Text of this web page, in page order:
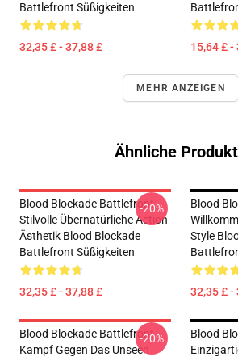
Battlefront Süßigkeiten
32,35 £ - 37,88 £ 15,64 £ -
MEHR ANZEIGEN
Ähnliche
Blood Blockade Battlefront
Stilvolle Übernatürliche Action
Ästhetik Blood Blockade
Battlefront Süßigkeiten
32,35 £ - 37,88 £
-20%
Blood
Style
32,35 £ -
Blood Blockade Battlefront
Kampf Gegen Das Unseen
-20%
Blood